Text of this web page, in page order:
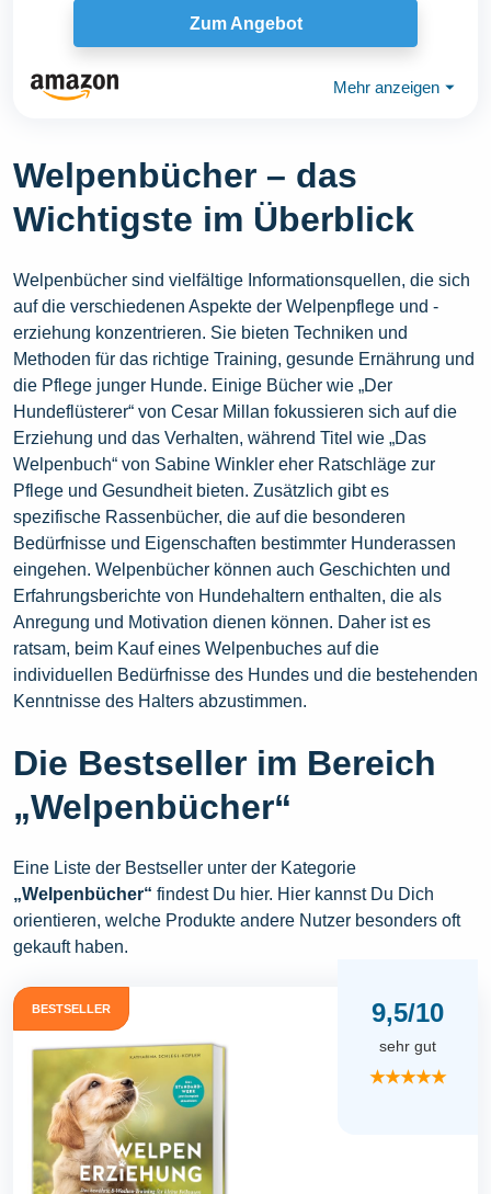
Zum Angebot
Mehr anzeigen ⏷
Welpenbücher – das
Wichtigste im Überblick
Welpenbücher sind vielfältige Informationsquellen, die sich
auf die verschiedenen Aspekte der Welpenpflege und -
erziehung konzentrieren. Sie bieten Techniken und
Methoden für das richtige Training, gesunde Ernährung und
die Pflege junger Hunde. Einige Bücher wie „Der
Hundeflüsterer“ von Cesar Millan fokussieren sich auf die
Erziehung und das Verhalten, während Titel wie „Das
Welpenbuch“ von Sabine Winkler eher Ratschläge zur
Pflege und Gesundheit bieten. Zusätzlich gibt es
spezifische Rassenbücher, die auf die besonderen
Bedürfnisse und Eigenschaften bestimmter Hunderassen
eingehen. Welpenbücher können auch Geschichten und
Erfahrungsberichte von Hundehaltern enthalten, die als
Anregung und Motivation dienen können. Daher ist es
ratsam, beim Kauf eines Welpenbuches auf die
individuellen Bedürfnisse des Hundes und die bestehenden
Kenntnisse des Halters abzustimmen.
Die Bestseller im Bereich
„Welpenbücher“
Eine Liste der Bestseller unter der Kategorie
„Welpenbücher“ findest Du hier. Hier kannst Du Dich
orientieren, welche Produkte andere Nutzer besonders oft
gekauft haben.
BESTSELLER 9,5/10
sehr gut
★★★★★